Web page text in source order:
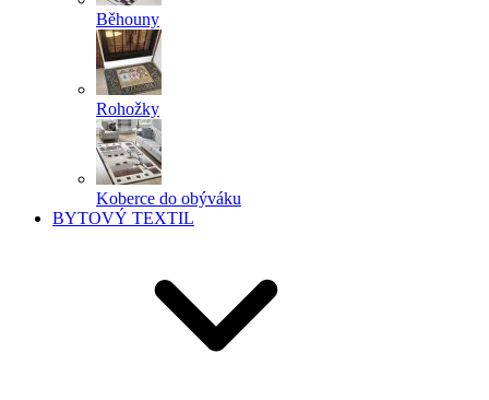
Běhouny
Rohožky
Koberce do obýváku
BYTOVÝ TEXTIL